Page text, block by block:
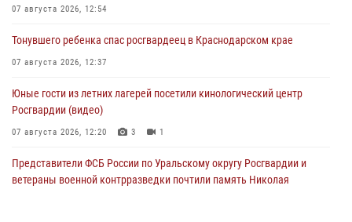
07 августа 2026, 12:54
Тонувшего ребенка спас росгвардеец в Краснодарском крае
07 августа 2026, 12:37
Юные гости из летних лагерей посетили кинологический центр
Росгвардии (видео)
07 августа 2026, 12:20 3 1
Представители ФСБ России по Уральскому округу Росгвардии и
ветераны военной контрразведки почтили память Николая